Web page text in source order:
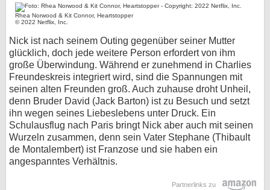
Rhea Norwood & Kit Connor, Heartstopper
© 2022 Netflix, Inc.
Nick ist nach seinem Outing gegenüber seiner Mutter
glücklich, doch jede weitere Person erfordert von ihm
große Überwindung. Während er zunehmend in Charlies
Freundeskreis integriert wird, sind die Spannungen mit
seinen alten Freunden groß. Auch zuhause droht Unheil,
denn Bruder David (Jack Barton) ist zu Besuch und setzt
ihn wegen seines Liebeslebens unter Druck. Ein
Schulausflug nach Paris bringt Nick aber auch mit seinen
Wurzeln zusammen, denn sein Vater Stephane (Thibault
de Montalembert) ist Franzose und sie haben ein
angespanntes Verhältnis.
Partnerlinks zu